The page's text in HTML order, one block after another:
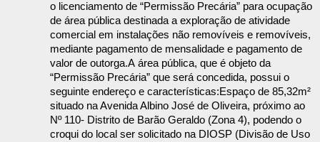
o licenciamento de “Permissão Precária” para ocupação
de área pública destinada a exploração de atividade
comercial em instalações não removíveis e removíveis,
mediante pagamento de mensalidade e pagamento de
valor de outorga.A área pública, que é objeto da
“Permissão Precária” que será concedida, possui o
seguinte endereço e características:Espaço de 85,32m²
situado na Avenida Albino José de Oliveira, próximo ao
Nº 110- Distrito de Barão Geraldo (Zona 4), podendo o
croqui do local ser solicitado na DIOSP (Divisão de Uso